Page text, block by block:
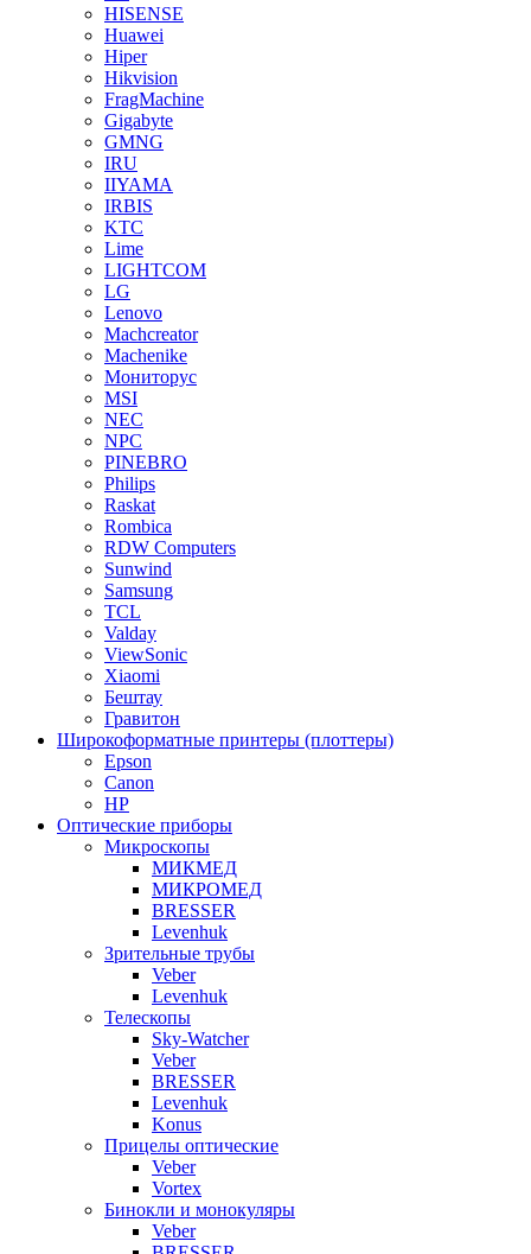
HISENSE
Huawei
Hiper
Hikvision
FragMachine
Gigabyte
GMNG
IRU
IIYAMA
IRBIS
KTC
Lime
LIGHTCOM
LG
Lenovo
Machcreator
Machenike
Мониторус
MSI
NEC
NPC
PINEBRO
Philips
Raskat
Rombica
RDW Computers
Sunwind
Samsung
TCL
Valday
ViewSonic
Xiaomi
Бештау
Гравитон
Широкоформатные принтеры (плоттеры)
Epson
Canon
HP
Оптические приборы
Микроскопы
МИКМЕД
МИКРОМЕД
BRESSER
Levenhuk
Зрительные трубы
Veber
Levenhuk
Телескопы
Sky-Watcher
Veber
BRESSER
Levenhuk
Konus
Прицелы оптические
Veber
Vortex
Бинокли и монокуляры
Veber